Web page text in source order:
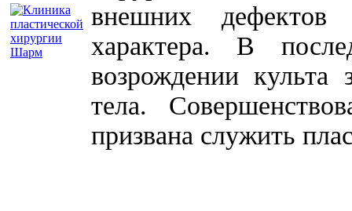
внешних дефектов
характера. В
возрождении культа
тела.
призвана служить